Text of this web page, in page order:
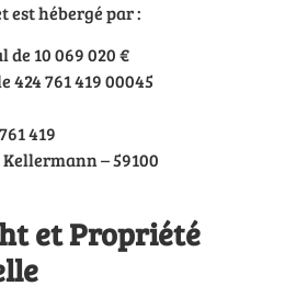
est hébergé par :
de 10 069 020 €
424 761 419 00045
419
Kellermann – 59100
et Propriété